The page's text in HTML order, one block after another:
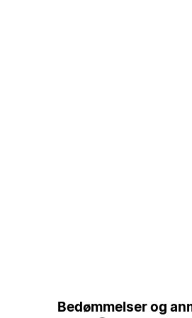
Bedømmelser og